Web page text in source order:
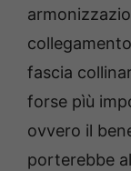
fascia
forse pìù
ovvero il
porterebbe